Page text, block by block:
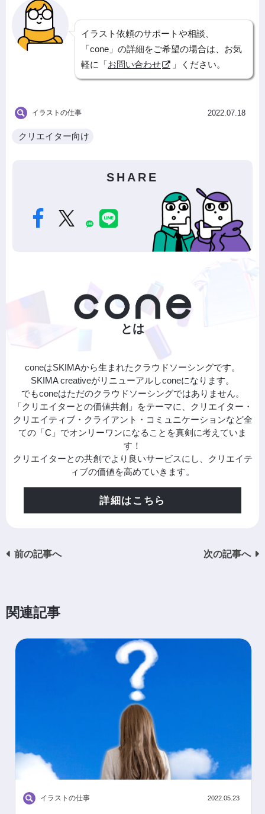
イラスト依頼のサポートや相談、
「cone」の詳細をご希望の場合は、お気
軽に「お問い合わせ 」ください。
イラストの仕事 2022.07.18
クリエイター向け
SHARE
とは
coneはSKIMAから生まれたクラウドソーシングです。
SKIMA creativeがリニューアルしconeになります。
でもconeはただのクラウドソーシングではありません。
「クリエイターとの価値共創」をテーマに、クリエイター・
クリエイティブ・クライアント・コミュニケーションなど全
ての「C」でオンリーワンになることを真剣に考えていま
す！
クリエイターとの共創でより良いサービスにし、クリエイテ
ィブの価値を高めていきます。
詳細はこちら
前の記事へ 次の記事へ
関連記事
イラストの仕事 2022.05.23